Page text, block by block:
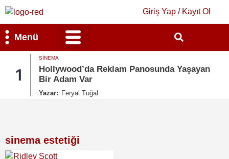
Giriş Yap / Kayıt Ol
Menü
1
SINEMA
Hollywood’da Reklam Panosunda Yaşayan
Bir Adam Var
Yazar: Feryal Tuğal
sinema estetiği